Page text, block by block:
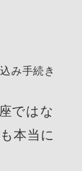
み手続き
ではな
本当に